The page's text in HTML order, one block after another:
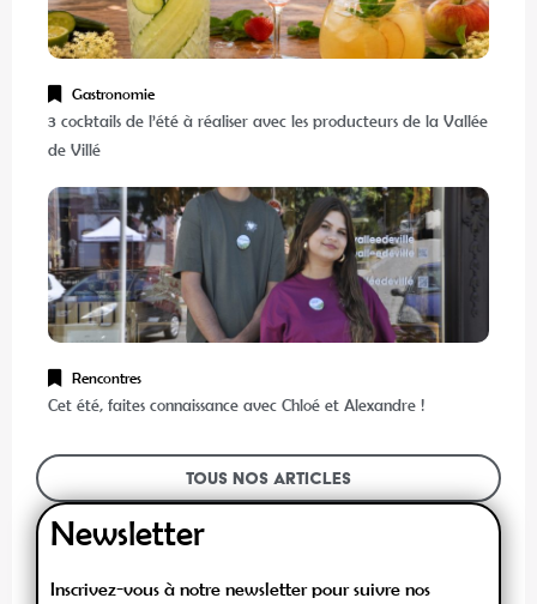
Gastronomie
3 cocktails de l’été à réaliser avec les producteurs de la Vallée
de Villé
Rencontres
Cet été, faites connaissance avec Chloé et Alexandre !
Tous nos articles
Newsletter
Inscrivez-vous à notre newsletter pour suivre nos